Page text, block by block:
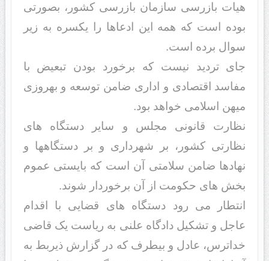
هیات بازرسی سازمان بازرسی کشور، بصورتی
بوده است که همه این ادعاها را یکسره به زیر
سوال برده است.
جای تردید نیست که برخورد بودن تبعیض با
مفاسد اقتصادی و اداری ضامن توسعه و بهروزی
میهن اسلامی خواهد بود.
نظارت قانونی مجلس و سایر دستگاه های
نظارتی کشور، بر شهرداری و بر دستگاهها و
نهادها ضامن سلامتی آن است که بایستی عموم
بخش های حکومت از آن برخوردار شوند.
انتطار می رود دستگاه های قضایی با اقدام
عاجل و تشکیل دادگاه علنی به ریاست یک قاضی
خداترس، عادل و بیطرف که در گزارش ذیربط به